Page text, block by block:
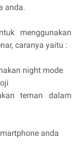
anda.
menggunakan
caranya yaitu :
night mode
teman dalam
anda